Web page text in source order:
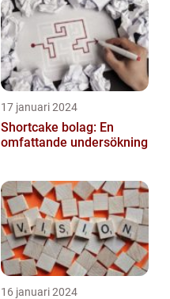
17 januari 2024
Shortcake bolag: En
omfattande undersökning
16 januari 2024